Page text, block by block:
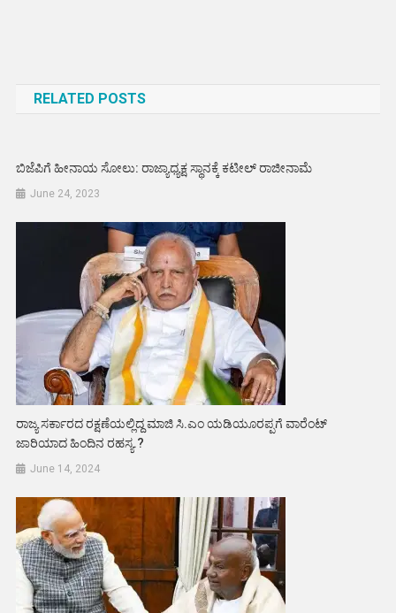
RELATED POSTS
ಬಿಜೆಪಿಗೆ ಹೀನಾಯ ಸೋಲು: ರಾಜ್ಯಾಧ್ಯಕ್ಷ ಸ್ಥಾನಕ್ಕೆ ಕಟೀಲ್ ರಾಜೀನಾಮೆ
June 24, 2023
ರಾಜ್ಯ ಸರ್ಕಾರದ ರಕ್ಷಣೆಯಲ್ಲಿದ್ದ ಮಾಜಿ ಸಿ.ಎಂ ಯಡಿಯೂರಪ್ಪಗೆ ವಾರೆಂಟ್
ಜಾರಿಯಾದ ಹಿಂದಿನ ರಹಸ್ಯ.?
June 14, 2024